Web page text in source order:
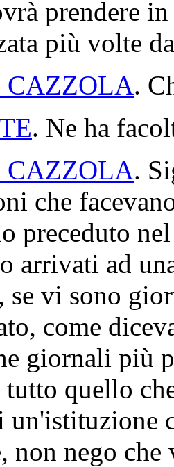
prendere
più volte
.
. Ne ha
.
che
preceduto
arrivati ad
se vi sono
come
giornali più
tutto quello
un'istituzione
non nego